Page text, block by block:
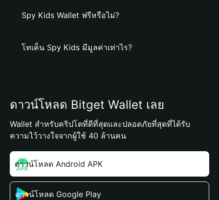
Spy Kids Wallet ฟรีหรือไม่?
โทเค็น Spy Kids มีมูลค่าเท่าไร?
ดาวน์โหลด Bitget Wallet เลย
Wallet สำหรับคริปโตที่ดีที่สุดและปลอดภัยที่สุดที่ได้รับ
ความไว้วางใจจากผู้ใช้ 40 ล้านคน
ดาวน์โหลด Android APK
ดาวน์โหลด Google Play